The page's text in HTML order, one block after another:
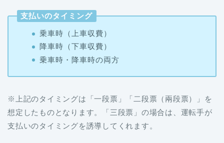
支払いのタイミング
乗車時（上車収費）
降車時（下車収費）
乗車時・降車時の両方
※上記のタイミングは「一段票」「二段票（兩段票）」を
想定したものとなります。「三段票」の場合は、運転手が
支払いのタイミングを誘導してくれます。